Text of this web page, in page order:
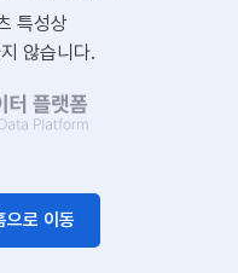
특성상
않습니다.
으로 이동